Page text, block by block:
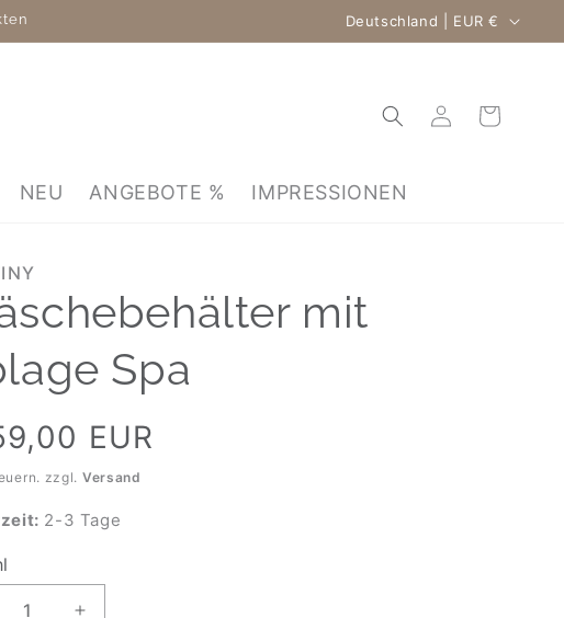
Land/Region Deutschland | EUR €
NEU ANGEBOTE % IMPRESSIONEN
EinloggenWarenkorb
mit
Spa
EUR
zzgl. Versand
2-3 Tage